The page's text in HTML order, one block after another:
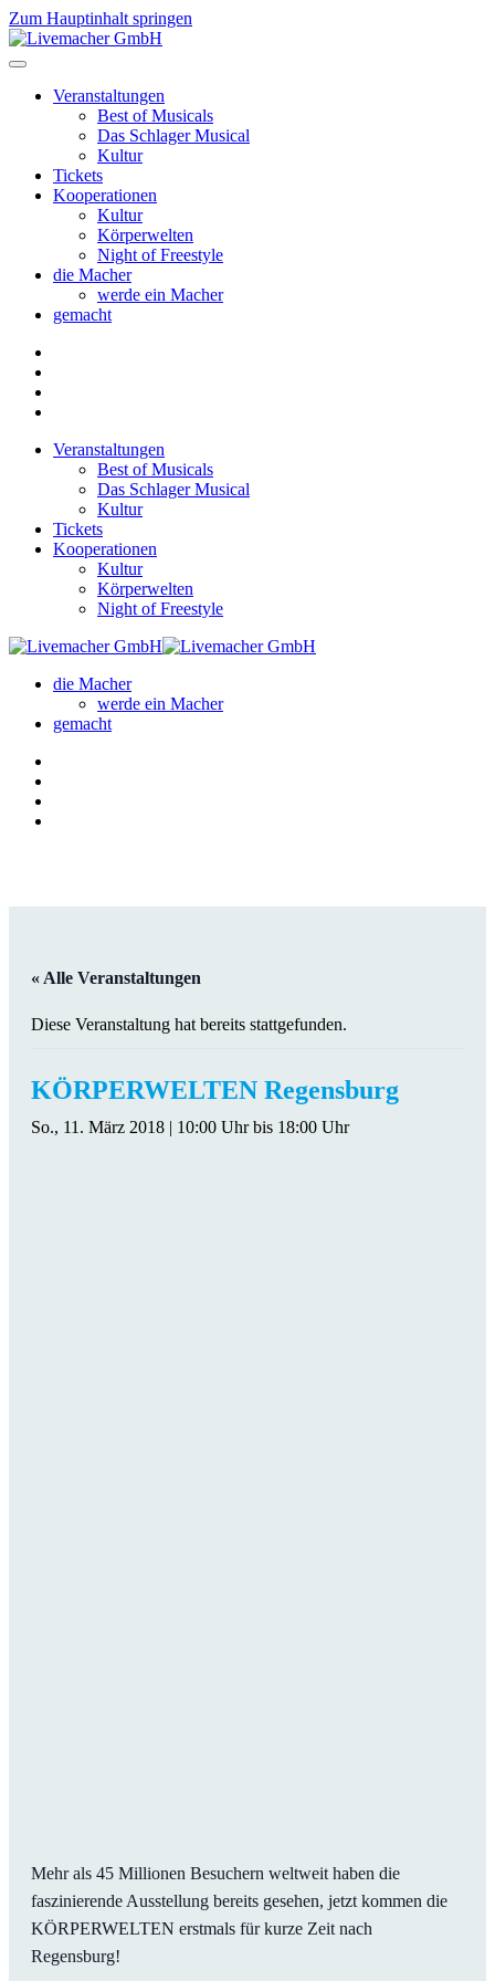
Zum Hauptinhalt springen
Veranstaltungen
Best of Musicals
Das Schlager Musical
Kultur
Tickets
Kooperationen
Kultur
Körperwelten
Night of Freestyle
die Macher
werde ein Macher
gemacht
Veranstaltungen
Best of Musicals
Das Schlager Musical
Kultur
Tickets
Kooperationen
Kultur
Körperwelten
Night of Freestyle
die Macher
werde ein Macher
gemacht
« Alle Veranstaltungen
Diese Veranstaltung hat bereits stattgefunden.
KÖRPERWELTEN Regensburg
So., 11. März 2018 | 10:00 Uhrbis 18:00 Uhr
Mehr als 45 Millionen Besuchern weltweit haben die
faszinierende Ausstellung bereits gesehen, jetzt kommen die
KÖRPERWELTEN erstmals für kurze Zeit nach
Regensburg!